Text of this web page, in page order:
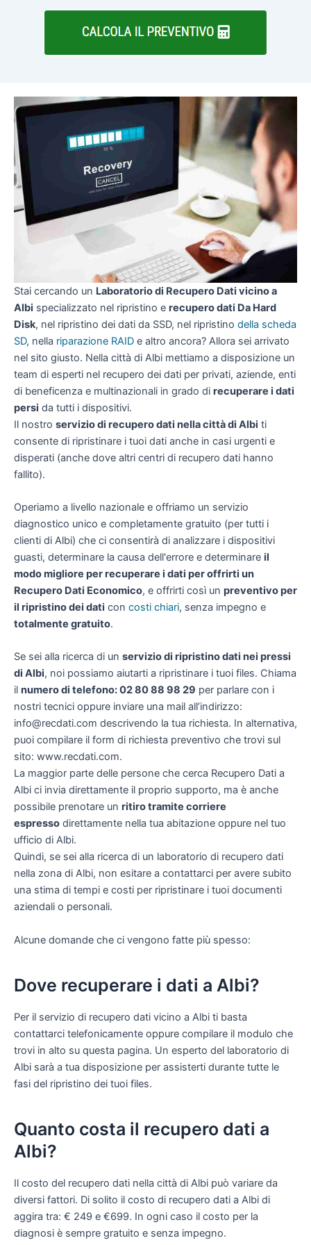
Stai cercando un Laboratorio di Recupero Dati vicino a
Albi specializzato nel ripristino e recupero dati Da Hard
Disk, nel ripristino dei dati da SSD, nel ripristino della scheda
SD, nella riparazione RAID e altro ancora? Allora sei arrivato
nel sito giusto. Nella città di Albi mettiamo a disposizione un
team di esperti nel recupero dei dati per privati, aziende, enti
di beneficenza e multinazionali in grado di recuperare i dati
persi da tutti i dispositivi.
Il nostro servizio di recupero dati nella città di Albi ti
consente di ripristinare i tuoi dati anche in casi urgenti e
disperati (anche dove altri centri di recupero dati hanno
fallito).
Operiamo a livello nazionale e offriamo un servizio
diagnostico unico e completamente gratuito (per tutti i
clienti di Albi) che ci consentirà di analizzare i dispositivi
guasti, determinare la causa dell'errore e determinare il
modo migliore per recuperare i dati per offrirti un
Recupero Dati Economico, e offrirti così un preventivo per
il ripristino dei dati con costi chiari, senza impegno e
totalmente gratuito.
Se sei alla ricerca di un servizio di ripristino dati nei pressi
di Albi, noi possiamo aiutarti a ripristinare i tuoi files. Chiama
il numero di telefono: 02 80 88 98 29 per parlare con i
nostri tecnici oppure inviare una mail all’indirizzo:
info@recdati.com descrivendo la tua richiesta. In alternativa,
puoi compilare il form di richiesta preventivo che trovi sul
sito: www.recdati.com.
La maggior parte delle persone che cerca Recupero Dati a
Albi ci invia direttamente il proprio supporto, ma è anche
possibile prenotare un ritiro tramite corriere
espresso direttamente nella tua abitazione oppure nel tuo
ufficio di Albi.
Quindi, se sei alla ricerca di un laboratorio di recupero dati
nella zona di Albi, non esitare a contattarci per avere subito
una stima di tempi e costi per ripristinare i tuoi documenti
aziendali o personali.
Alcune domande che ci vengono fatte più spesso:
Dove recuperare i dati a Albi?
Per il servizio di recupero dati vicino a Albi ti basta
contattarci telefonicamente oppure compilare il modulo che
trovi in alto su questa pagina. Un esperto del laboratorio di
Albi sarà a tua disposizione per assisterti durante tutte le
fasi del ripristino dei tuoi files.
Quanto costa il recupero dati a
Albi?
Il costo del recupero dati nella città di Albi può variare da
diversi fattori. Di solito il costo di recupero dati a Albi di
aggira tra: € 249 e €699. In ogni caso il costo per la
diagnosi è sempre gratuito e senza impegno.